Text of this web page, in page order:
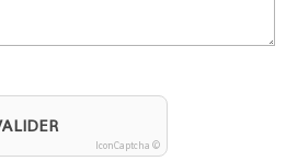
IconCaptcha ©